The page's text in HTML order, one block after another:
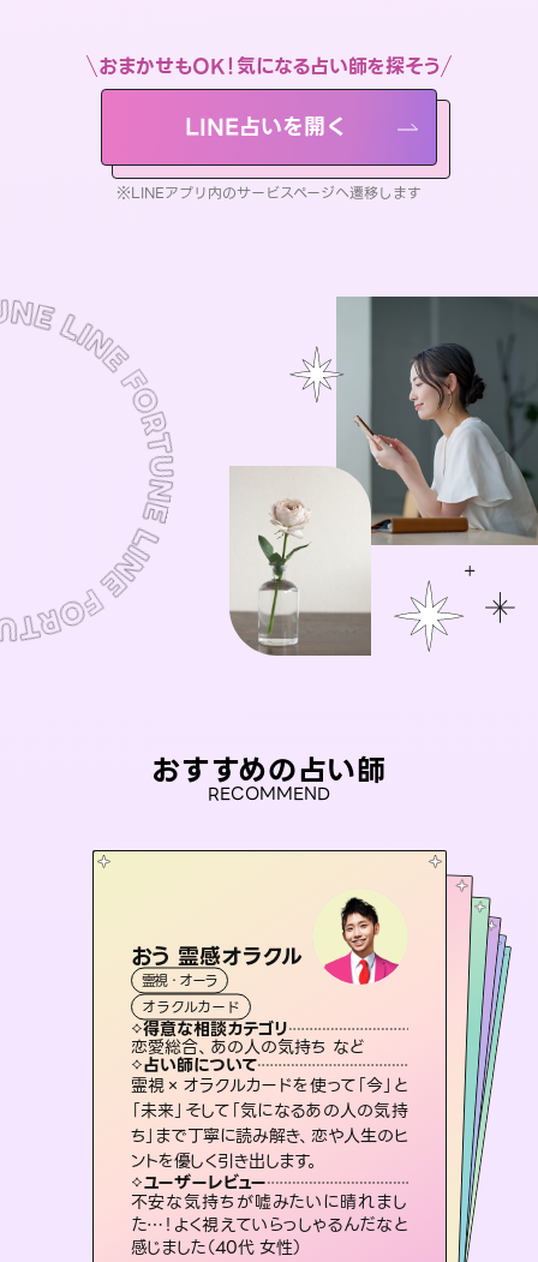
おまかせもOK！気になる占い師を探そう
LINE占いを開く
※LINEアプリ内のサービスページへ遷移します
おすすめの占い師
RECOMMEND
おう 霊感オラクル
霊視・オーラ
オラクルカード
得意な相談カテゴリ
恋愛総合、あの人の気持ち など
占い師について
霊視×オラクルカードを使って「今」と
「未来」そして「気になるあの人の気持
ち」まで丁寧に読み解き、恋や人生のヒ
ントを優しく引き出します。
ユーザーレビュー
不安な気持ちが嘘みたいに晴れまし
た…！よく視えていらっしゃるんだなと
感じました（40代 女性）
桃源珠羽（とうげんみう
霊視・オーラ
スピリチュアル・リーディング
得意な相談カテゴリ
片想い、あの人の気持ち、復縁 など
占い師について
恋愛のお悩みの中でも特に「曖昧な関
係」の相談を得意としており、友達以上
恋人未満なお相手との今後や本音を丁
寧に読み解き恋愛成就へと導きます。
ユーザーレビュー
鑑定していただいてアドバイス通りに行
動すると仲が復活してきました。ありが
とうございました（40代 女性）
セラピスト理恵
霊視・オーラ
スピリチュアル・リーディング
得意な相談カテゴリ
片想い、二人の未来、年の差 など
占い師について
連絡再開、復縁、成就などの報告実績
多数。セラピストとして2万超の施術経
験があるからこそできる鑑定で、より良
い未来をサポートします。
ユーザーレビュー
とても心温まる鑑定でした。しかもこち
らは何も言っていないのに視えていらっ
しゃるんだなと驚きです（30代女性）
アイリス -iris-
西洋占星術
ルーン
得意な相談カテゴリ
恋愛総合、片想い、二人の未来 など
占い師について
復縁、恋愛、不倫の行方、同性愛や片思い、仕事関係や借金問題まで知りたいことや心の負担になっていることを紐解き、背中をそっと押して導きます。
ユーザーレビュー
安心感のあり、言い切ってくれる所や濁
さない鑑定のおかげで、毎回自分の気
持ちを整えられます（30代 男性）
未来視師＊花
スピリチュアル・リーディング
得意な相談カテゴリ
出逢い、片想い、復縁 など
占い師について
未来には何パターンもの選択肢があり
ます。不安で視えにくくなっているあな
たの素敵な未来を見つけ、その未来を
選択できるようアドバイスします。
ユーザーレビュー
職場の人の性質や人間関係、本心など
本当によく視えていてびっくり。対策が
打てて前向きになれます（40代）
霊視・オーラ
スピリチュアル・リーディング
得意な相談カテゴリ
片想い、あの人の気持ち、復縁 など
占い師について
3,700年以上の歴史を持つ東洋最古の
占術「易占」で詳細まで占い、幸せへ向
かう道筋を示します。厳しい結果にも具
体的な対策をお伝えします。
ユーザーレビュー
複雑な背景もしっかり聞いて鑑定して
いただけました。気持ちが楽になりまし
た（50代 女性）